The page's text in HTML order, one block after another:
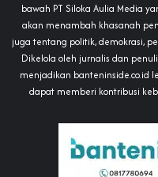
bawah PT Siloka Aulia Media
akan menambah khasanah
juga tentang politik, demokrasi,
Dikelola oleh jurnalis dan
menjadikan banteninside.co.id
dapat memberi kontribusi